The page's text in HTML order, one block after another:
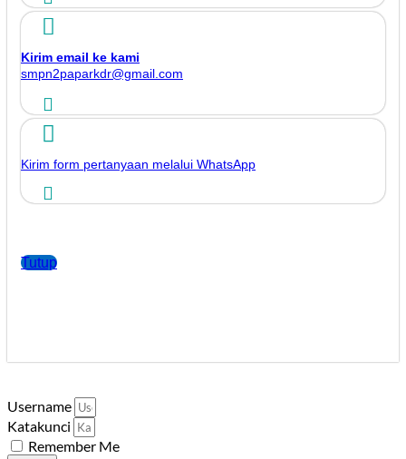
Kirim email ke kami
smpn2paparkdr@gmail.com
Kirim form pertanyaan melalui WhatsApp
Tutup
Username
Katakunci
Remember Me